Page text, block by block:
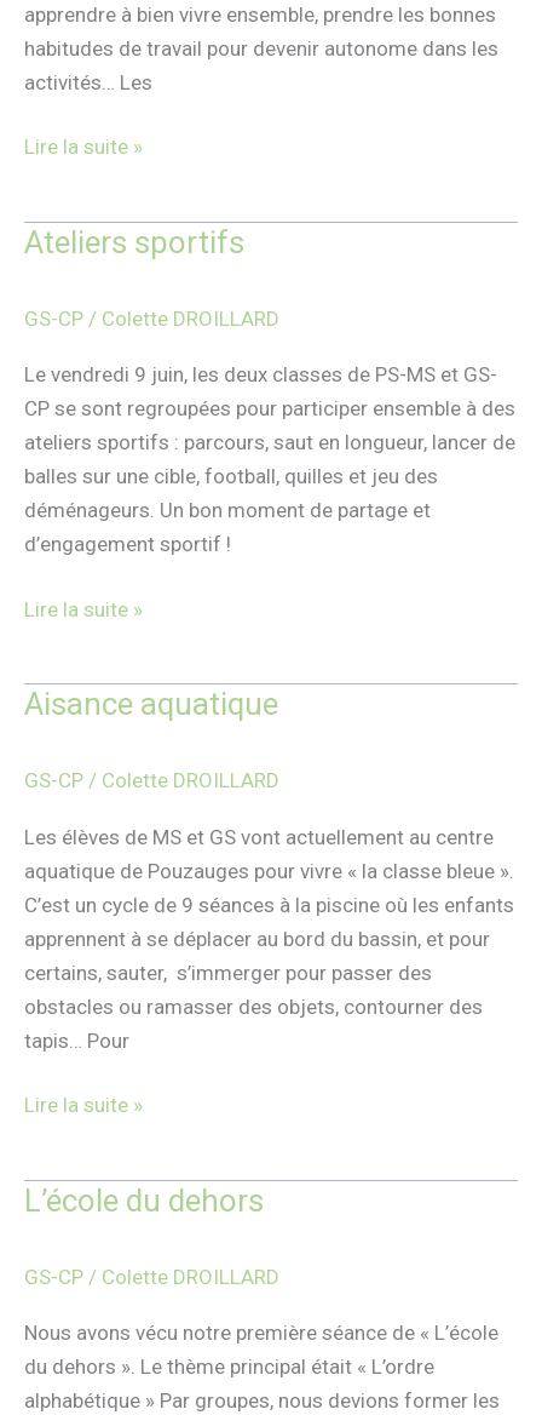
apprendre à bien vivre ensemble, prendre les bonnes
habitudes de travail pour devenir autonome dans les
activités… Les
Lire la suite »
Ateliers sportifs
GS-CP / Colette DROILLARD
Le vendredi 9 juin, les deux classes de PS-MS et GS-
CP se sont regroupées pour participer ensemble à des
ateliers sportifs : parcours, saut en longueur, lancer de
balles sur une cible, football, quilles et jeu des
déménageurs. Un bon moment de partage et
d’engagement sportif !
Ateliers
Lire la suite »
Aisance aquatique
GS-CP / Colette DROILLARD
Les élèves de MS et GS vont actuellement au centre
aquatique de Pouzauges pour vivre « la classe bleue ».
C’est un cycle de 9 séances à la piscine où les enfants
apprennent à se déplacer au bord du bassin, et pour
certains, sauter, s’immerger pour passer des
obstacles ou ramasser des objets, contourner des
tapis… Pour
Aisance
Lire la suite »
L’école du dehors
GS-CP / Colette DROILLARD
Nous avons vécu notre première séance de « L’école
du dehors ». Le thème principal était « L’ordre
alphabétique » Par groupes, nous devions former les
L’école
dehors